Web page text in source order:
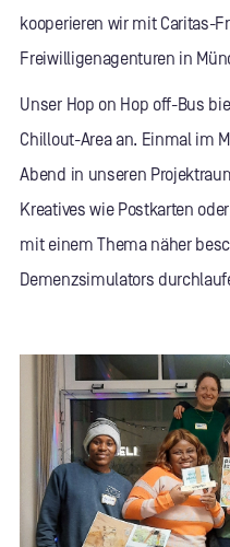
kooperieren wir mit Caritas-
Freiwilligenagenturen in
Unser Hop on Hop off-Bus
Chillout-Area an. Einmal im
Abend in unseren
Kreatives wie Postkarten
mit einem Thema näher
Demenzsimulators